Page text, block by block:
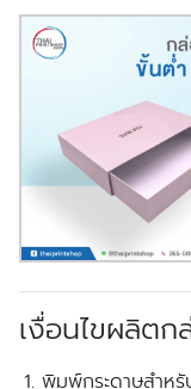
เงื่อนไขผลิตก
พิมพ์กระดาษสำห